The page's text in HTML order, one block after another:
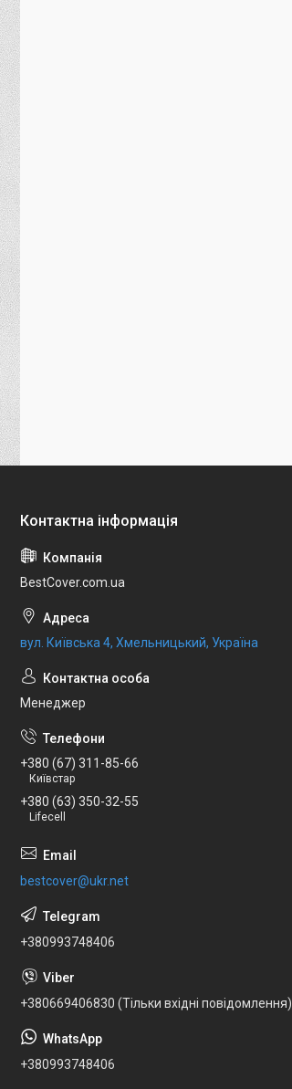
BestCover.com.ua
вул. Київська 4, Хмельницький, Україна
Менеджер
+380 (67) 311-85-66
Київстар
+380 (63) 350-32-55
Lifecell
bestcover@ukr.net
+380993748406
+380669406830 (Тільки вхідні повідомлення)
+380993748406